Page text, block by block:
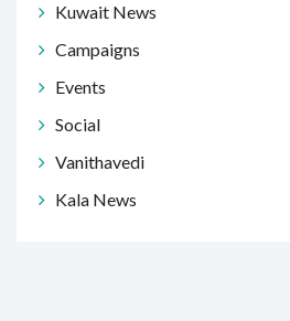
Kuwait News
Campaigns
Events
Social
Vanithavedi
Kala News